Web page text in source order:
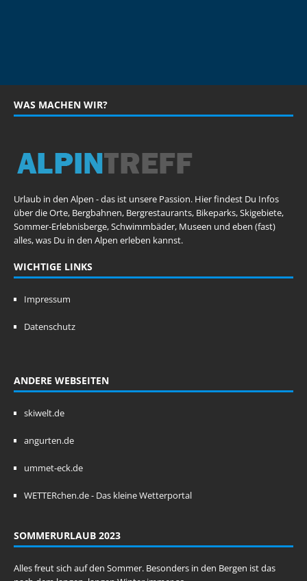
WAS MACHEN WIR?
Urlaub in den Alpen - das ist unsere Passion. Hier findest Du Infos
über die Orte, Bergbahnen, Bergrestaurants, Bikeparks, Skigebiete,
Sommer-Erlebnisberge, Schwimmbäder, Museen und eben (fast)
alles, was Du in den Alpen erleben kannst.
WICHTIGE LINKS
Impressum
Datenschutz
ANDERE WEBSEITEN
skiwelt.de
angurten.de
ummet-eck.de
WETTERchen.de - Das kleine Wetterportal
SOMMERURLAUB 2023
Alles freut sich auf den Sommer. Besonders in den Bergen ist das